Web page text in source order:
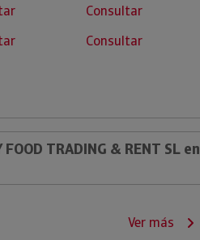
Consultar
Consultar
TRADING & RENT SL en
Ver más